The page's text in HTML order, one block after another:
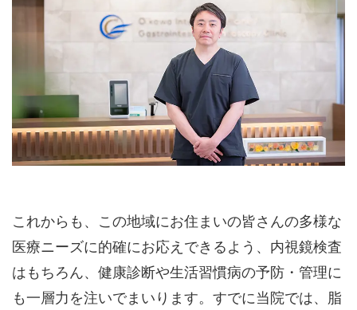
これからも、この地域にお住まいの皆さんの多様な
医療ニーズに的確にお応えできるよう、内視鏡検査
はもちろん、健康診断や生活習慣病の予防・管理に
も一層力を注いでまいります。すでに当院では、脂